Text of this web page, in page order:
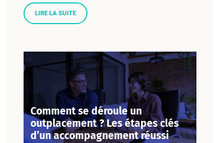
LIRE LA SUITE
Comment se déroule un
outplacement ? Les étapes clés
d’un accompagnement réussi